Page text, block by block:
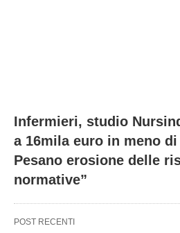
Infermieri, studio
a 16mila euro in meno
Pesano erosione delle
normative”
POST RECENTI